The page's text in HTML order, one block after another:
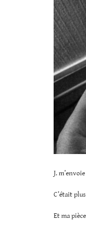
J.
C’était
Et ma